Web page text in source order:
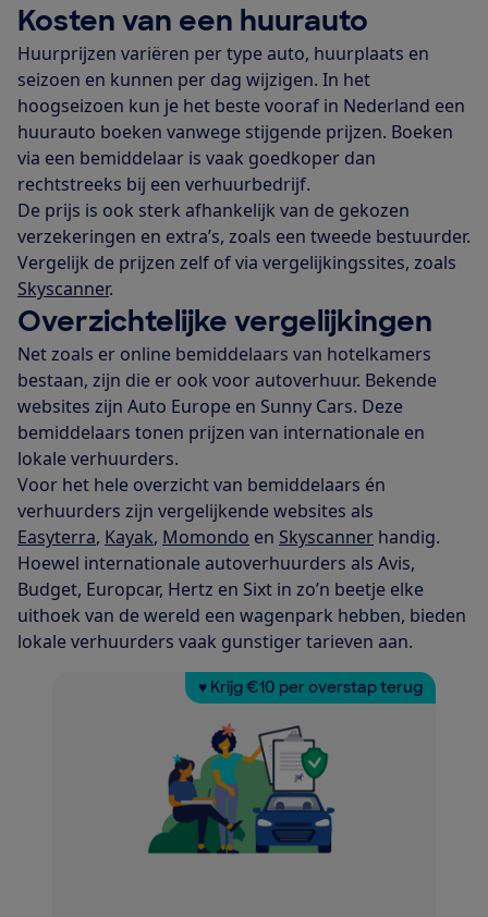
Kosten van een huurauto
Huurprijzen variëren per type auto, huurplaats en
seizoen en kunnen per dag wijzigen. In het
hoogseizoen kun je het beste vooraf in Nederland een
huurauto boeken vanwege stijgende prijzen. Boeken
via een bemiddelaar is vaak goedkoper dan
rechtstreeks bij een verhuurbedrijf.
De prijs is ook sterk afhankelijk van de gekozen
verzekeringen en extra’s, zoals een tweede bestuurder.
Vergelijk de prijzen zelf of via vergelijkingssites, zoals
Skyscanner.
Overzichtelijke vergelijkingen
Net zoals er online bemiddelaars van hotelkamers
bestaan, zijn die er ook voor autoverhuur. Bekende
websites zijn Auto Europe en Sunny Cars. Deze
bemiddelaars tonen prijzen van internationale en
lokale verhuurders.
Voor het hele overzicht van bemiddelaars én
verhuurders zijn vergelijkende websites als
Easyterra, Kayak, Momondo en Skyscanner handig.
Hoewel internationale autoverhuurders als Avis,
Budget, Europcar, Hertz en Sixt in zo’n beetje elke
uithoek van de wereld een wagenpark hebben, bieden
lokale verhuurders vaak gunstiger tarieven aan.
♥ Krijg €10 per overstap terug